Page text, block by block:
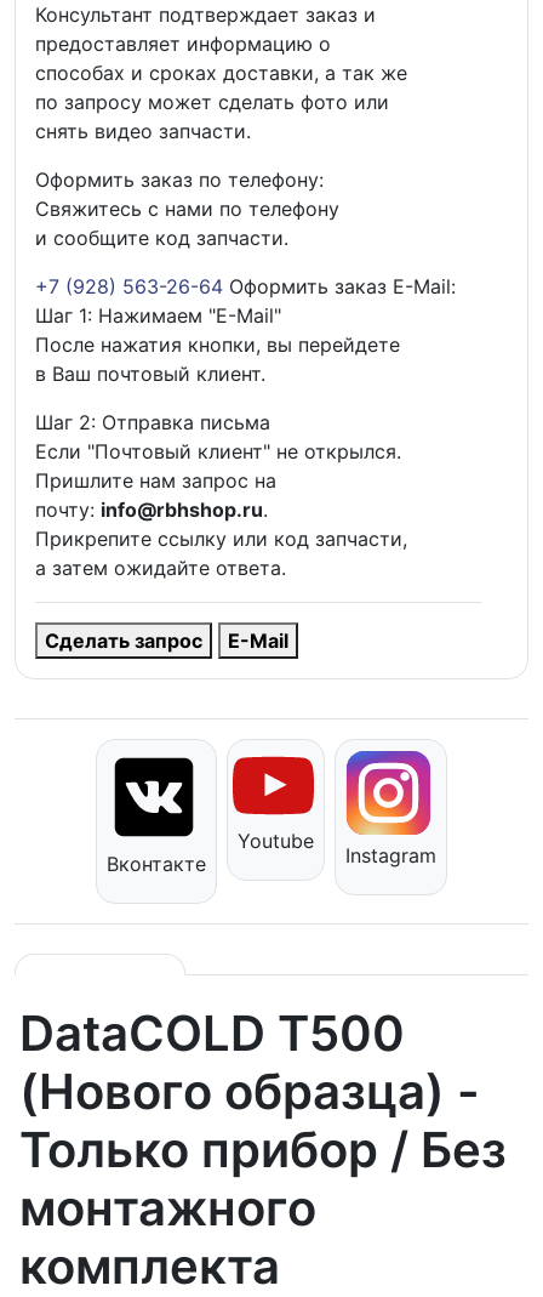
Консультант подтверждает заказ и
предоставляет информацию о
способах и сроках доставки, а так же
по запросу может сделать фото или
снять видео запчасти.
Оформить заказ по телефону:
Свяжитесь с нами по телефону
и сообщите код запчасти.
+7 (928) 563-26-64 Оформить заказ E-Mail:
Шаг 1: Нажимаем "E-Mail"
После нажатия кнопки, вы перейдете
в Ваш почтовый клиент.
Шаг 2: Отправка письма
Если "Почтовый клиент" не открылся.
Пришлите нам запрос на
почту: info@rbhshop.ru.
Прикрепите ссылку или код запчасти,
а затем ожидайте ответа.
Сделать запрос E-Mail
Вконтакте
Youtube
Instagram
DataCOLD T500
(Нового образца) -
Только прибор / Без
монтажного
комплекта